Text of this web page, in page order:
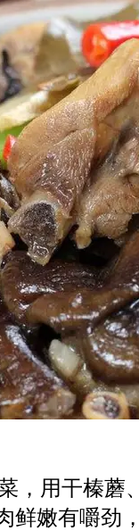
，用干榛蘑
鲜嫩有嚼劲